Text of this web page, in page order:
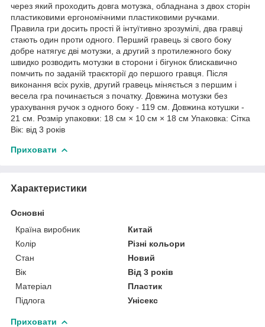
через який проходить довга мотузка, обладнана з двох сторін
пластиковими ергономічними пластиковими ручками.
Правила гри досить прості й інтуїтивно зрозумілі, два гравці
стають один проти одного. Перший гравець зі свого боку
добре натягує дві мотузки, а другий з протилежного боку
швидко розводить мотузки в сторони і бігунок блискавично
помчить по заданій траєкторії до першого гравця. Після
виконання всіх рухів, другий гравець міняється з першим і
весела гра починається з початку. Довжина мотузки без
урахування ручок з одного боку - 119 см. Довжина котушки -
21 см. Розмір упаковки: 18 см × 10 см × 18 см Упаковка: Сітка
Вік: від 3 років
Приховати
Характеристики
Основні
Країна виробник
Китай
Колір
Різні кольори
Стан
Новий
Вік
Від 3 років
Матеріал
Пластик
Підлога
Унісекс
Приховати